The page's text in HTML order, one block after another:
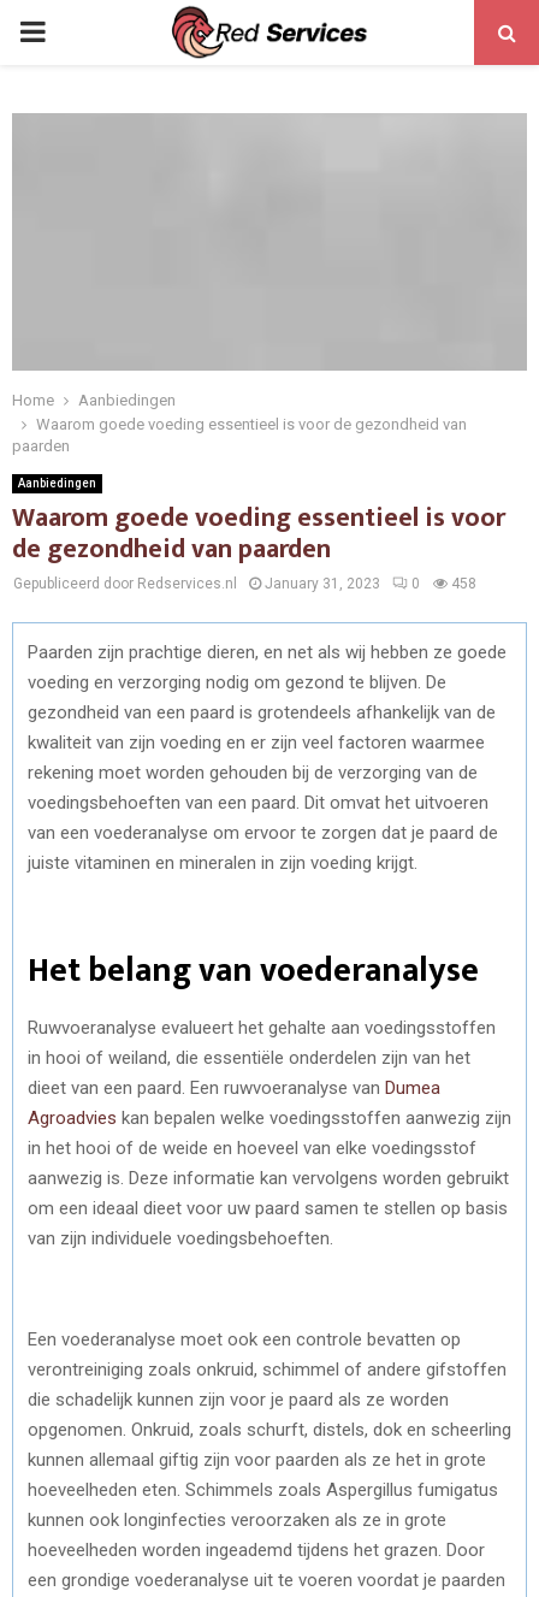
PRIMARY
Home
Aanbiedingen
Waarom goede voeding essentieel is voor de gezondheid van
paarden
Aanbiedingen
Waarom goede voeding essentieel is voor
de gezondheid van paarden
Gepubliceerd door Redservices.nl January 31, 2023 0 458
Paarden zijn prachtige dieren, en net als wij hebben ze goede
voeding en verzorging nodig om gezond te blijven. De
gezondheid van een paard is grotendeels afhankelijk van de
kwaliteit van zijn voeding en er zijn veel factoren waarmee
rekening moet worden gehouden bij de verzorging van de
voedingsbehoeften van een paard. Dit omvat het uitvoeren
van een voederanalyse om ervoor te zorgen dat je paard de
juiste vitaminen en mineralen in zijn voeding krijgt.
Het belang van voederanalyse
Ruwvoeranalyse evalueert het gehalte aan voedingsstoffen
in hooi of weiland, die essentiële onderdelen zijn van het
dieet van een paard. Een ruwvoeranalyse van Dumea
Agroadvies kan bepalen welke voedingsstoffen aanwezig zijn
in het hooi of de weide en hoeveel van elke voedingsstof
aanwezig is. Deze informatie kan vervolgens worden gebruikt
om een ideaal dieet voor uw paard samen te stellen op basis
van zijn individuele voedingsbehoeften.
Een voederanalyse moet ook een controle bevatten op
verontreiniging zoals onkruid, schimmel of andere gifstoffen
die schadelijk kunnen zijn voor je paard als ze worden
opgenomen. Onkruid, zoals schurft, distels, dok en scheerling
kunnen allemaal giftig zijn voor paarden als ze het in grote
hoeveelheden eten. Schimmels zoals Aspergillus fumigatus
kunnen ook longinfecties veroorzaken als ze in grote
hoeveelheden worden ingeademd tijdens het grazen. Door
een grondige voederanalyse uit te voeren voordat je paarden